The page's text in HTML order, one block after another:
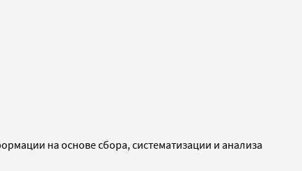
на основе сбора, систематизации и анализа